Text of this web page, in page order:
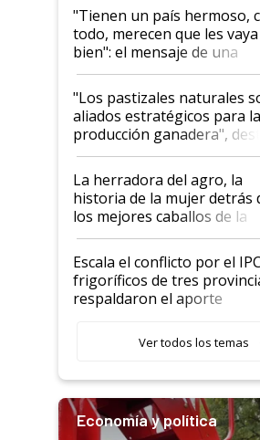
"Tienen un país hermoso,
todo, merecen que les vaya
bien": el mensaje de una
ganadera uruguaya sobre
oportunidades que se abren
para el agro en Argentina,
foco en la carne
"Los pastizales naturales
aliados estratégicos para la
producción ganadera",
la iniciativa que ya reúne a
establecimientos en
La herradora del agro, la
historia de la mujer detrás
los mejores caballos de la
Argentina y los mitos que
todavía hacen sufrir a
animales: "Mientras me
descalificaban, yo seguí
haciendo currículum"
Escala el conflicto por el
frigoríficos de tres
respaldaron el aporte
Ver todos los temas
Economía y política